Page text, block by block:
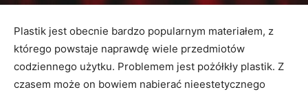
Plastik jest obecnie bardzo popularnym materiałem, z
którego powstaje naprawdę wiele przedmiotów
codziennego użytku. Problemem jest pożółkły plastik. Z
czasem może on bowiem nabierać nieestetycznego